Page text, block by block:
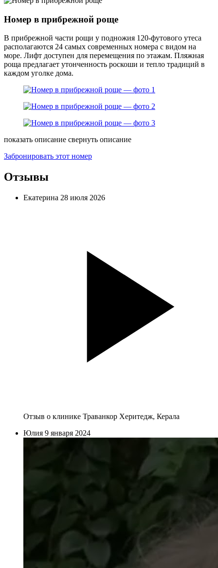
Номер в прибрежной роще
В прибрежной части рощи у подножия 120-футового утеса
располагаются 24 самых современных номера с видом на
море. Лифт доступен для перемещения по этажам. Пляжная
роща предлагает утонченность роскоши и тепло традиций в
каждом уголке дома.
показать описание свернуть описание
Забронировать этот номер
Отзывы
Екатерина 28 июля 2026
Отзыв о клинике Траванкор Херитедж, Керала
Юлия 9 января 2024